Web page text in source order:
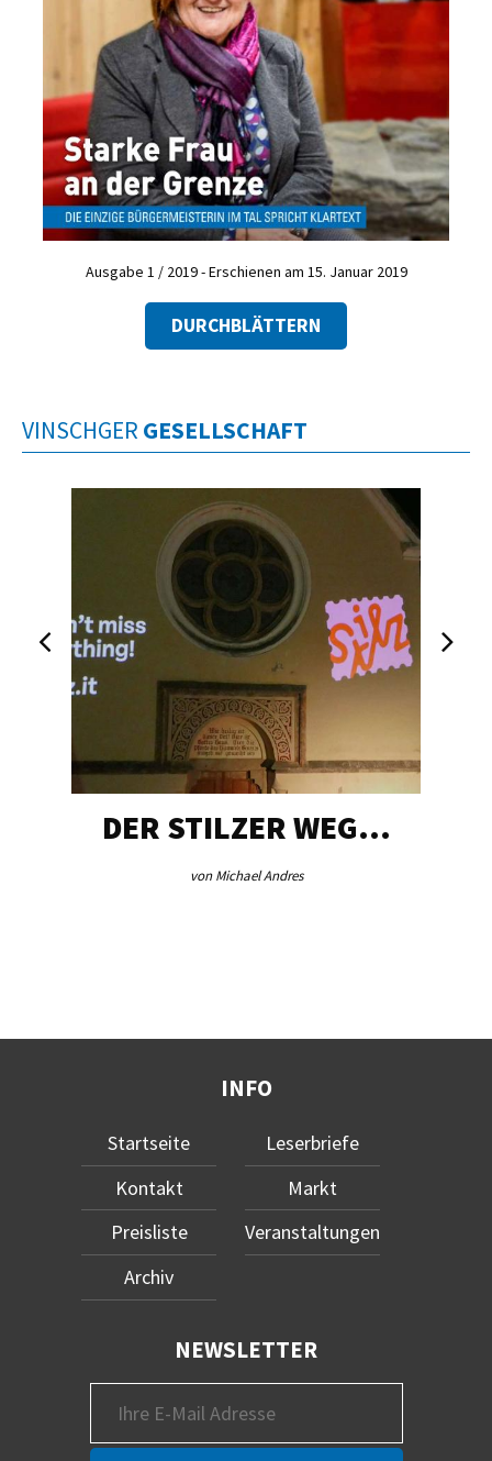
Ausgabe 1 / 2019 - Erschienen am 15. Januar 2019
DURCHBLÄTTERN
VINSCHGER GESELLSCHAFT
DER STILZER WEG…
von Michael Andres
INFO
Startseite
Kontakt
Preisliste
Archiv
Leserbriefe
Markt
Veranstaltungen
NEWSLETTER